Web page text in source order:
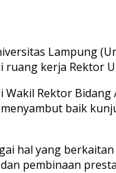
Lampung
kerja Rektor
Rektor
baik
hal yang
pembinaan